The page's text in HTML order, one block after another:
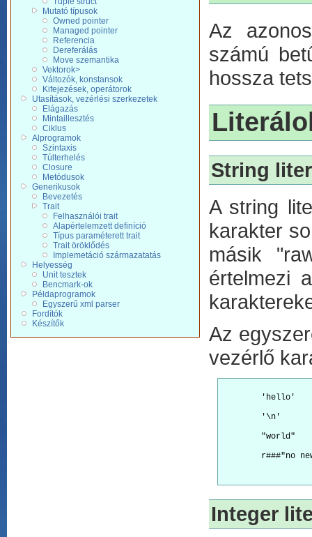
Mutató típusok
Owned pointer
Managed pointer
Referencia
Dereferálás
Move szemantika
Vektorok>
Változók, konstansok
Kifejezések, operátorok
Utasítások, vezérlési szerkezetek
Elágazás
Mintaillesztés
Ciklus
Alprogramok
Szintaxis
Túlterhelés
Closure
Metódusok
Generikusok
Bevezetés
Trait
Felhasználói trait
Alapértelemzett definíció
Típus paraméterett trait
Trait öröklődés
Implemetáció származatatás
Helyesség
Unit tesztek
Bencmark-ok
Példaprogramok
Egyszerű xml parser
Fordítók
Készítők
Az
számú
hossza
String
A string
karakter
másik
értelmezi
Az
vezérlő
        'hello'
        '\n'
        "world"
r###"no
Integer